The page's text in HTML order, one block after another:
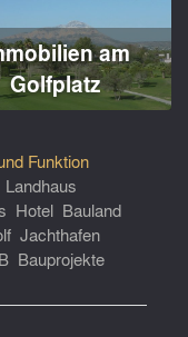
am
Golfplatz
Funktion
Landhaus
Hotel Bauland
Jachthafen
Bauprojekte